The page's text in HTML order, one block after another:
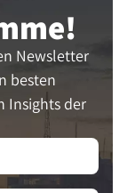
Newsletter
besten
Insights der